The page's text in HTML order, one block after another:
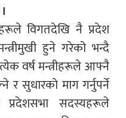
विगतदेखि नै प्रदेश
हुने गरेको भन्दै
वर्ष मन्त्रीहरूले आफ्नै
र सुधारको माग गर्नुपर्ने
सदस्यहरूले